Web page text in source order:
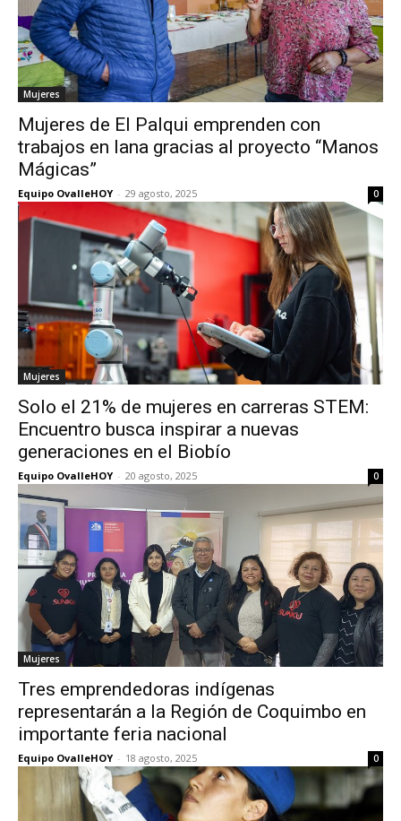
Mujeres
Mujeres de El Palqui emprenden con
trabajos en lana gracias al proyecto “Manos
Mágicas”
Equipo OvalleHOY - 29 agosto, 2025 0
Mujeres
Solo el 21% de mujeres en carreras STEM:
Encuentro busca inspirar a nuevas
generaciones en el Biobío
Equipo OvalleHOY - 20 agosto, 2025 0
Mujeres
Tres emprendedoras indígenas
representarán a la Región de Coquimbo en
importante feria nacional
Equipo OvalleHOY - 18 agosto, 2025 0